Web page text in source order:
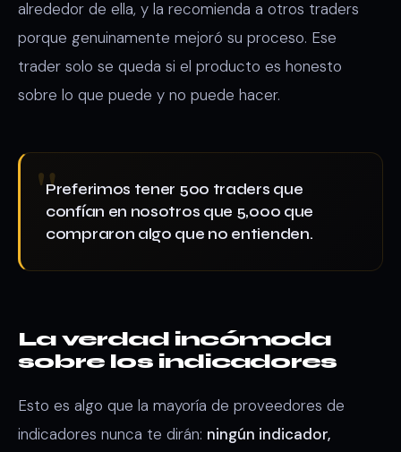
alrededor de ella, y la recomienda a otros traders
porque genuinamente mejoró su proceso. Ese
trader solo se queda si el producto es honesto
sobre lo que puede y no puede hacer.
Preferimos tener 500 traders que
confían en nosotros que 5,000 que
compraron algo que no entienden.
La verdad incómoda
sobre los indicadores
Esto es algo que la mayoría de proveedores de
indicadores nunca te dirán: ningún indicador,